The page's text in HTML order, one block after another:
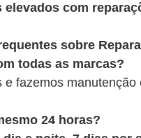
elevados com
sobre
todas as marcas?
e fazemos
24 horas?